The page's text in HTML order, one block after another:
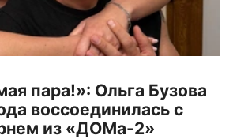
пара!»: Ольга Бузова
воссоединилась с
из «ДОМа-2»